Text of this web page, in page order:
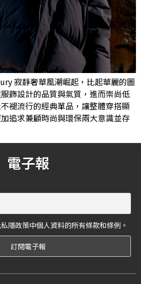
寂靜奢華風潮崛起，比起華麗的圖
飾設計的品質與氣質，進而崇尚低
褪流行的經典單品，讓整體穿搭顯
追求兼顧時尚與環保兩大意識並存
電子報
隱政策中個人資料的所有條款和條例。